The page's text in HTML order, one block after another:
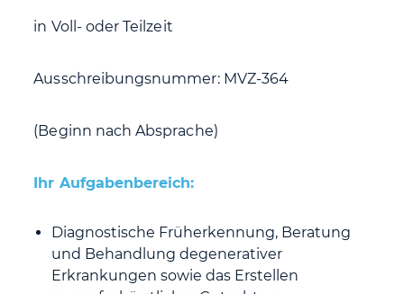
in Voll- oder Teilzeit
Ausschreibungsnummer: MVZ-364
(Beginn nach Absprache)
Ihr Aufgabenbereich:
Diagnostische Früherkennung, Beratung
und Behandlung degenerativer
Erkrankungen sowie das Erstellen